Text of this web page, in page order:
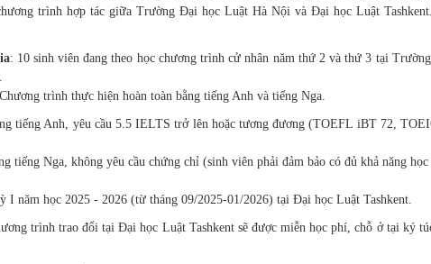
trình hợp tác giữa Trường Đại học Luật Hà Nội và Đại học Luật
: 10 sinh viên đang theo học chương trình cử nhân năm thứ 2 và thứ 3 tại
Chương trình thực hiện hoàn toàn bằng tiếng Anh và tiếng Nga.
tiếng Anh, yêu cầu 5.5 IELTS trở lên hoặc tương đương (TOEFL iBT 72,
tiếng Nga, không yêu cầu chứng chỉ (sinh viên phải đảm bảo có đủ khả năng
I năm học 2025 - 2026 (từ tháng 09/2025-01/2026) tại Đại học Luật Tashkent.
trình trao đổi tại Đại học Luật Tashkent sẽ được miễn học phí, chỗ ở tại ký